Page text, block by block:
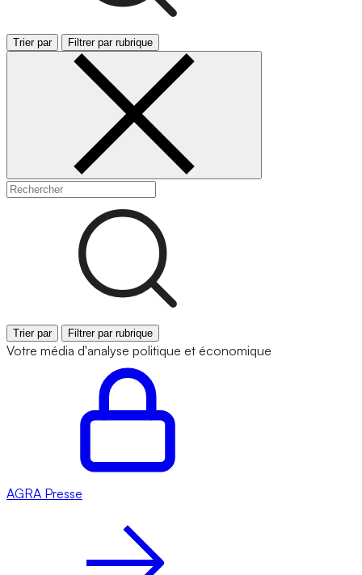
Trier par Filtrer par rubrique
Trier par Filtrer par rubrique
Votre média d'analyse politique et économique
AGRA Presse